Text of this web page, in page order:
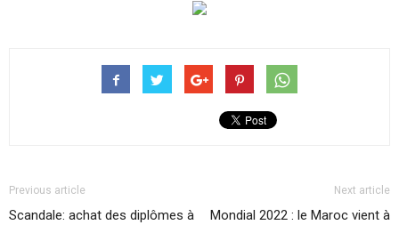
Previous article
Scandale: achat des diplômes à
Next article
Mondial 2022 : le Maroc vient à